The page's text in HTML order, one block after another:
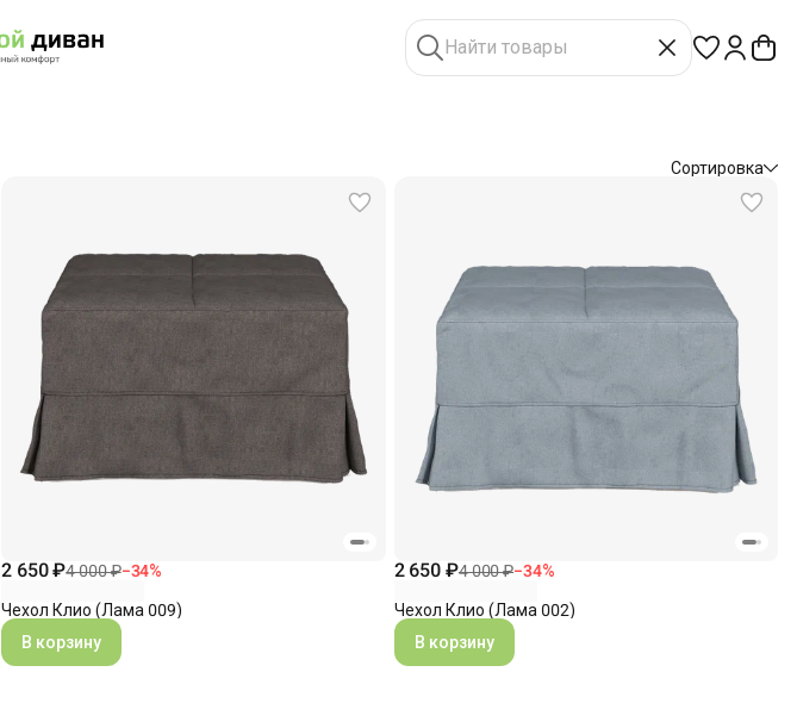
Сортировка
2 650 ₽4 000 ₽−34%
Чехол Клио (Лама 009)
В корзину
2 650 ₽4 000 ₽−34%
Чехол Клио (Лама 002)
В корзину